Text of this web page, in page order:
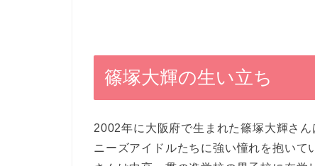
篠塚大輝の生い立ち
2002年に大阪府で生まれた篠塚大輝さ
ニーズアイドルたちに強い憧れを抱い